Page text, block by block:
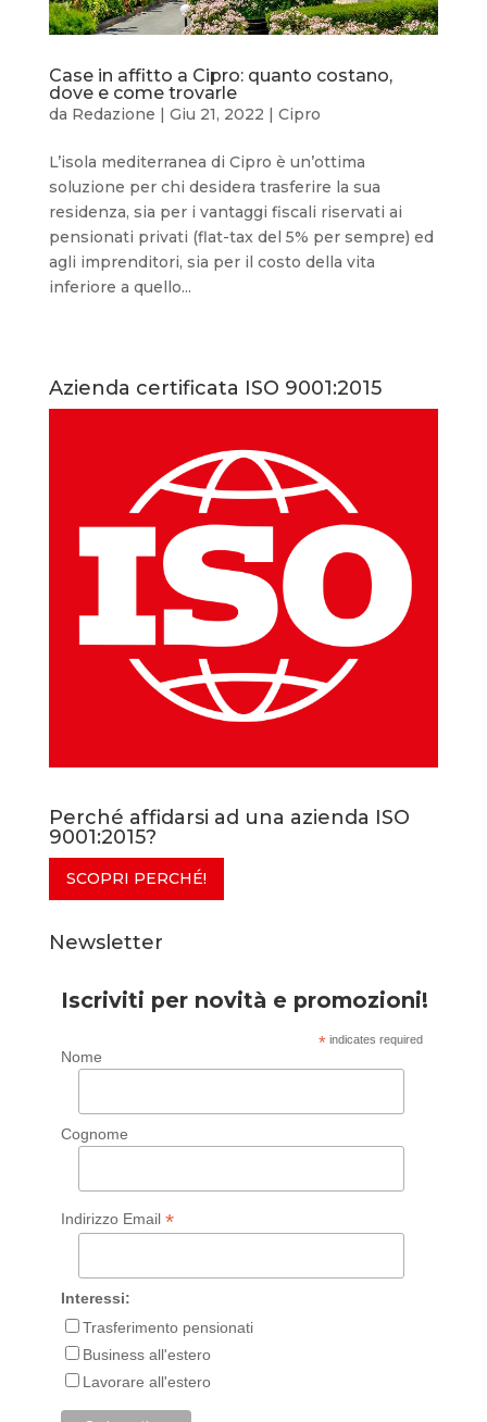
Case in affitto a Cipro: quanto costano,
dove e come trovarle
da Redazione | Giu 21, 2022 | Cipro
L’isola mediterranea di Cipro è un’ottima
soluzione per chi desidera trasferire la sua
residenza, sia per i vantaggi fiscali riservati ai
pensionati privati (flat-tax del 5% per sempre) ed
agli imprenditori, sia per il costo della vita
inferiore a quello...
Azienda certificata ISO 9001:2015
Perché affidarsi ad una azienda ISO
9001:2015?
SCOPRI PERCHÉ!
Newsletter
Iscriviti per novità e promozioni!
* indicates required
Nome
Cognome
Indirizzo Email *
Interessi:
Trasferimento pensionati
Business all'estero
Lavorare all'estero